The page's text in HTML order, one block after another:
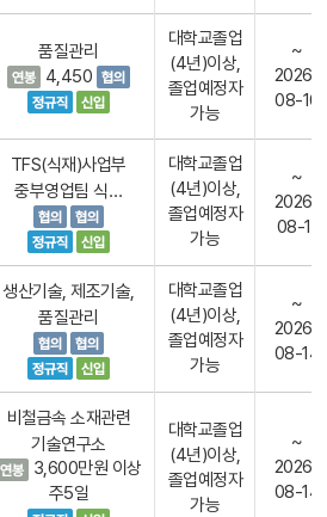
품질관리
4,450
대학교졸업
(4년)이상,
졸업예정자
가능
~
2026-
08-10
TFS(식재)사업부
중부영업팀 식…
대학교졸업
(4년)이상,
졸업예정자
가능
~
2026-
08-11
생산기술, 제조기술,
품질관리
대학교졸업
(4년)이상,
졸업예정자
가능
~
2026-
08-14
비철금속 소재관련
기술연구소
3,600만원 이상
주5일
대학교졸업
(4년)이상,
졸업예정자
가능
~
2026-
08-14